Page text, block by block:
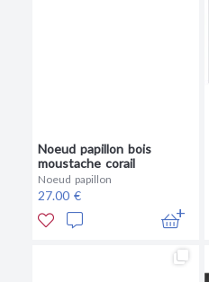
Noeud papillon bois
moustache corail
Noeud papillon
27.00 €